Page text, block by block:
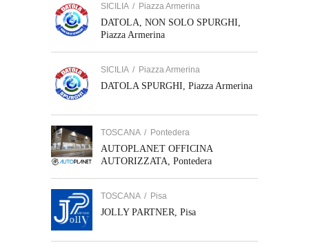
SICILIA / Piazza Armerina
DATOLA, NON SOLO SPURGHI,
Piazza Armerina
SICILIA / Piazza Armerina
DATOLA SPURGHI, Piazza Armerina
TOSCANA / Pontedera
AUTOPLANET OFFICINA
AUTORIZZATA, Pontedera
TOSCANA / Pisa
JOLLY PARTNER, Pisa